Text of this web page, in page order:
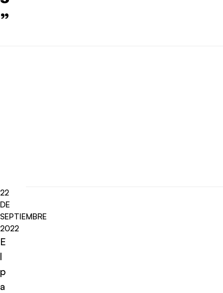
”
22
DE
SEPTIEMBRE
2022
E
l
p
a